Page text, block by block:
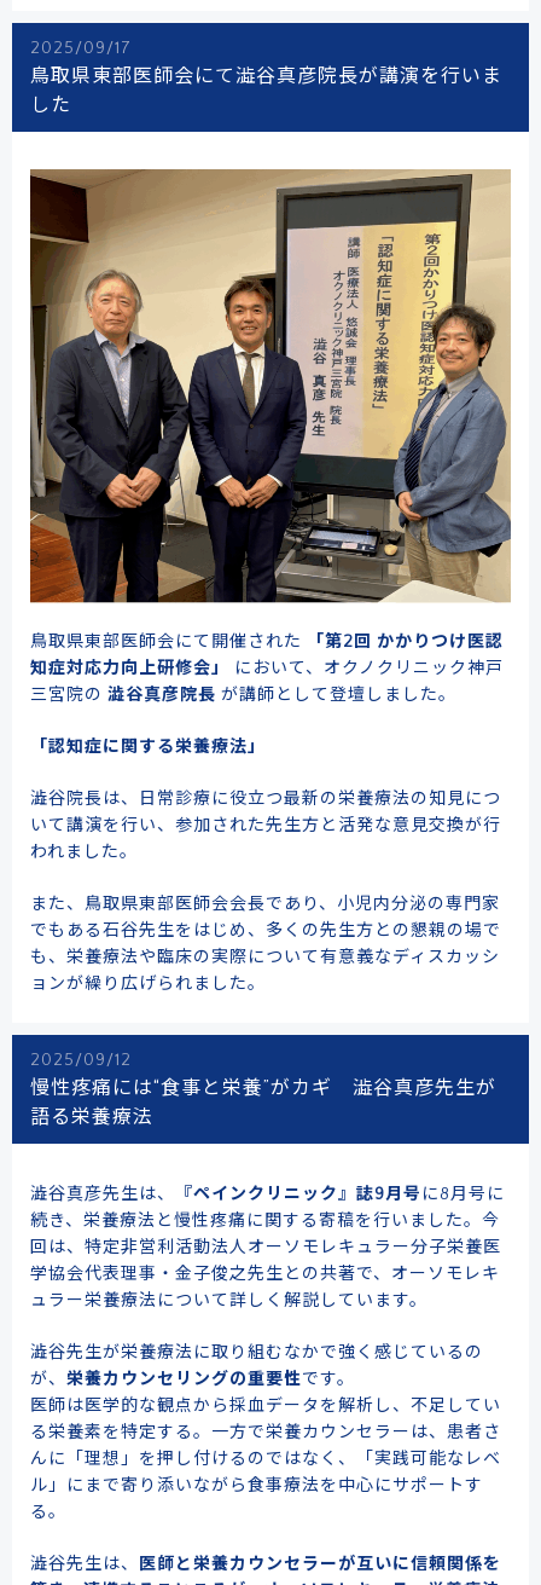
2025/09/17
鳥取県東部医師会にて澁谷真彦院長が講演を行いま
した
鳥取県東部医師会にて開催された
「第2回 かかりつけ医認
知症対応力向上研修会」
において、オクノクリニック神戸
三宮院の 澁谷真彦院長 が講師として登壇しました。
「認知症に関する栄養療法」
澁谷院長は、日常診療に役立つ最新の栄養療法の知見につ
いて講演を行い、参加された先生方と活発な意見交換が行
われました。
また、鳥取県東部医師会会長であり、小児内分泌の専門家
でもある石谷先生をはじめ、多くの先生方との懇親の場で
も、栄養療法や臨床の実際について有意義なディスカッシ
ョンが繰り広げられました。
2025/09/12
慢性疼痛には“食事と栄養”がカギ 澁谷真彦先生が
語る栄養療法
澁谷真彦先生は、 『ペインクリニック』誌9月号 に8月号に
続き、栄養療法と慢性疼痛に関する寄稿を行いました。今
回は、特定非営利活動法人オーソモレキュラー分子栄養医
学協会代表理事・金子俊之先生との共著で、オーソモレキ
ュラー栄養療法について詳しく解説しています。
澁谷先生が栄養療法に取り組むなかで強く感じているの
が、 栄養カウンセリングの重要性です。
医師は医学的な観点から採血データを解析し、不足してい
る栄養素を特定する。一方で栄養カウンセラーは、患者さ
んに「理想」を押し付けるのではなく、「実践可能なレベ
ル」にまで寄り添いながら食事療法を中心にサポートす
る。
澁谷先生は、
医師と栄養カウンセラーが互いに信頼関係を